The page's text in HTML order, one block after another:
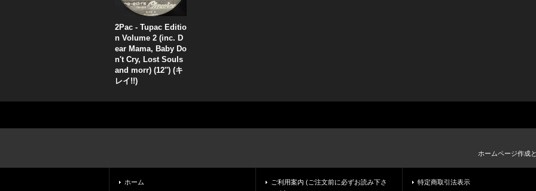
2Pac - Tupac Editio
n Volume 2 (inc. D
ear Mama, Baby Do
n't Cry, Lost Souls
and morr) (12'') (キ
レイ!!)
ホームページ作成
ホーム
ご利用案内 (ご注文前に必ずお読み下さ
特定商取引法表示